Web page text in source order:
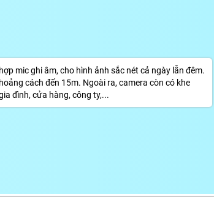
mic ghi âm, cho hình ảnh sắc nét cả ngày lẫn đêm.
cách đến 15m. Ngoài ra, camera còn có khe
đình, cửa hàng, công ty,...